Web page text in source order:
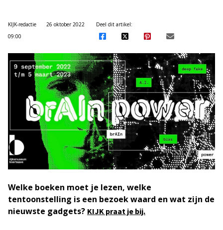
KIJK-redactie
26 oktober 2022
09:00
Deel dit artikel:
Welke boeken moet je lezen, welke
tentoonstelling is een bezoek waard en wat zijn de
nieuwste gadgets? KIJK praat je bij.